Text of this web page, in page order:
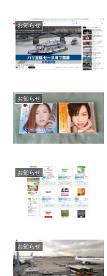
お知らせ
お知らせ
お知らせ
お知らせ